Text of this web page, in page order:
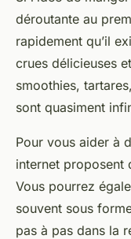
déroutante au
rapidement qu’il
crues délicieuses
smoothies,
sont quasiment
Pour vous aider à
internet proposent
Vous pourrez
souvent sous
pas à pas dans la